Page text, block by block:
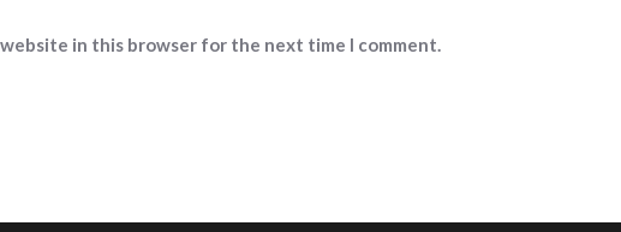
website in this browser for the next time I comment.